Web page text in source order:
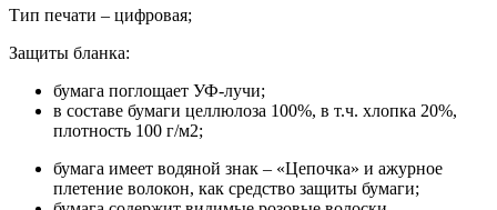
Тип печати – цифровая;
Защиты бланка:
бумага поглощает УФ-лучи;
в составе бумаги целлюлоза 100%, в т.ч. хлопка 20%,
плотность 100 г/м2;
бумага имеет водяной знак – «Цепочка» и ажурное
плетение волокон, как средство защиты бумаги;